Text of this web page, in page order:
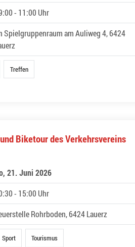
- 11:00 Uhr
Spielgruppenraum am Auliweg 4, 6424
Treffen
Biketour des Verkehrsvereins
21. Juni 2026
- 15:00 Uhr
Rohrboden, 6424 Lauerz
Sport Tourismus